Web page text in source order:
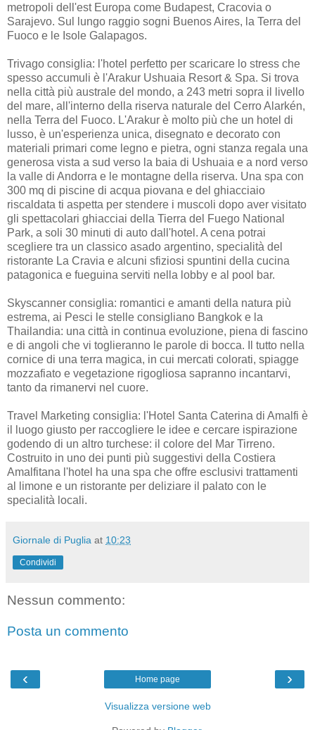
metropoli dell'est Europa come Budapest, Cracovia o
Sarajevo. Sul lungo raggio sogni Buenos Aires, la Terra del
Fuoco e le Isole Galapagos.
Trivago consiglia: l'hotel perfetto per scaricare lo stress che
spesso accumuli è l'Arakur Ushuaia Resort & Spa. Si trova
nella città più australe del mondo, a 243 metri sopra il livello
del mare, all'interno della riserva naturale del Cerro Alarkén,
nella Terra del Fuoco. L'Arakur è molto più che un hotel di
lusso, è un'esperienza unica, disegnato e decorato con
materiali primari come legno e pietra, ogni stanza regala una
generosa vista a sud verso la baia di Ushuaia e a nord verso
la valle di Andorra e le montagne della riserva. Una spa con
300 mq di piscine di acqua piovana e del ghiacciaio
riscaldata ti aspetta per stendere i muscoli dopo aver visitato
gli spettacolari ghiacciai della Tierra del Fuego National
Park, a soli 30 minuti di auto dall'hotel. A cena potrai
scegliere tra un classico asado argentino, specialità del
ristorante La Cravia e alcuni sfiziosi spuntini della cucina
patagonica e fueguina serviti nella lobby e al pool bar.
Skyscanner consiglia: romantici e amanti della natura più
estrema, ai Pesci le stelle consigliano Bangkok e la
Thailandia: una città in continua evoluzione, piena di fascino
e di angoli che vi toglieranno le parole di bocca. Il tutto nella
cornice di una terra magica, in cui mercati colorati, spiagge
mozzafiato e vegetazione rigogliosa sapranno incantarvi,
tanto da rimanervi nel cuore.
Travel Marketing consiglia: l'Hotel Santa Caterina di Amalfi è
il luogo giusto per raccogliere le idee e cercare ispirazione
godendo di un altro turchese: il colore del Mar Tirreno.
Costruito in uno dei punti più suggestivi della Costiera
Amalfitana l'hotel ha una spa che offre esclusivi trattamenti
al limone e un ristorante per deliziare il palato con le
specialità locali.
Giornale di Puglia at 10:23
Condividi
Nessun commento:
Posta un commento
‹ ›
Home page
Visualizza versione web